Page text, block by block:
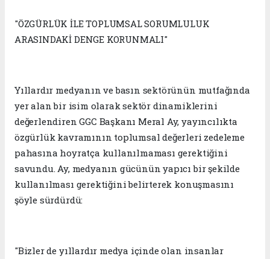
"ÖZGÜRLÜK İLE TOPLUMSAL SORUMLULUK
ARASINDAKİ DENGE KORUNMALI"
Yıllardır medyanın ve basın sektörünün mutfağında
yer alan bir isim olarak sektör dinamiklerini
değerlendiren GGC Başkanı Meral Ay, yayıncılıkta
özgürlük kavramının toplumsal değerleri zedeleme
pahasına hoyratça kullanılmaması gerektiğini
savundu. Ay, medyanın gücünün yapıcı bir şekilde
kullanılması gerektiğini belirterek konuşmasını
şöyle sürdürdü:
"Bizler de yıllardır medya içinde olan insanlar